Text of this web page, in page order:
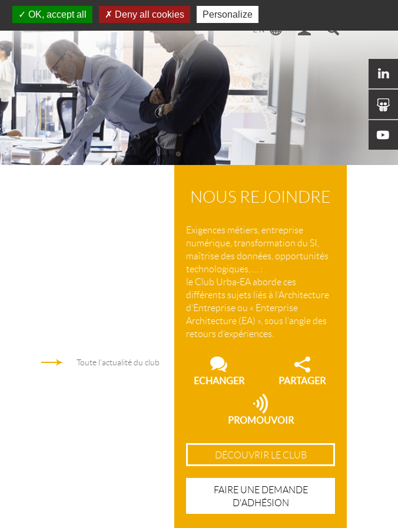
Toute l'actualité du club
NOUS REJOINDRE
Exigences métiers, entreprise
numérique, transformation du SI,
maîtrise des données, opportunités
technologiques, … :
le Club Urba-EA aborde ces
différents sujets liés à l’Architecture
d’Entreprise ou « Enterprise
Architecture (EA) », sous l’angle des
retours d’expériences.
ECHANGER PARTAGER
PROMOUVOIR
DÉCOUVRIR LE CLUB
FAIRE UNE DEMANDE
D'ADHÉSION
OK, accept all Deny all cookies Personalize